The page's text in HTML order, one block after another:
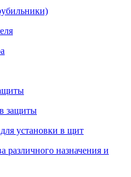
защиты
установки в щит
различного назначения и